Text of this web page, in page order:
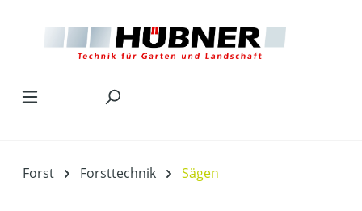
Forst Forsttechnik Sägen